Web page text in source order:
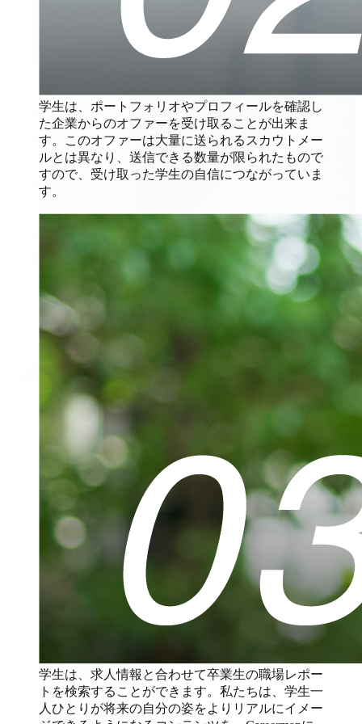
学生は、ポートフォリオやプロフィールを確認し
た企業からのオファーを受け取ることが出来ま
す。このオファーは大量に送られるスカウトメー
ルとは異なり、送信できる数量が限られたもので
すので、受け取った学生の自信につながっていま
す。
学生は、求人情報と合わせて卒業生の職場レポー
トを検索することができます。私たちは、学生一
人ひとりが将来の自分の姿をよりリアルにイメー